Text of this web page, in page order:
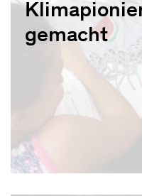
gemacht